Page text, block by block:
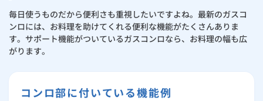
毎日使うものだから便利さも重視したいですよね。最新のガスコ
ンロには、お料理を助けてくれる便利な機能がたくさんありま
す。サポート機能がついているガスコンロなら、お料理の幅も広
がります。
コンロ部に付いている機能例